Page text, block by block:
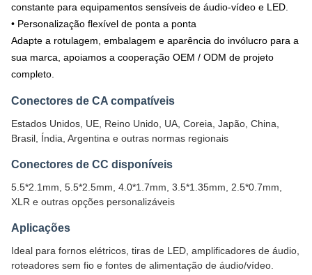
constante para equipamentos sensíveis de áudio-vídeo e LED.
• Personalização flexível de ponta a ponta
Adapte a rotulagem, embalagem e aparência do invólucro para a
sua marca, apoiamos a cooperação OEM / ODM de projeto
completo.
Conectores de CA compatíveis
Estados Unidos, UE, Reino Unido, UA, Coreia, Japão, China,
Brasil, Índia, Argentina e outras normas regionais
Conectores de CC disponíveis
5.5*2.1mm, 5.5*2.5mm, 4.0*1.7mm, 3.5*1.35mm, 2.5*0.7mm,
XLR e outras opções personalizáveis
Aplicações
Ideal para fornos elétricos, tiras de LED, amplificadores de áudio,
roteadores sem fio e fontes de alimentação de áudio/vídeo.